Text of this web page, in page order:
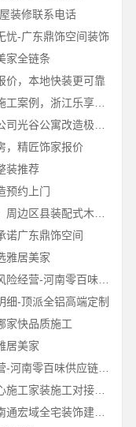
装修联系电话
忧-广东鼎饰空间装饰
家全链条
价，本地快装更可靠
便宜住宅装修新房整体布置施工案例，浙江乐享新材料有限公司
，精匠饰家报价
装推荐
预约上门
诺广东鼎饰空间
雅居美家
社区轻投入硬折扣零食铺低风险经营-河南零百味供应链有限公司
细-顶派全铝高端定制
家快品质施工
居美家
全程护航量贩零食铺无忧经营-河南零百味供应链有限公司
宁波雅美和居建材科技：匠心施工家装施工对接渠道
海安一站式装修公司价格，南通宏域全宅装饰建材有限公司